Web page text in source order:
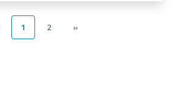
1 2 »